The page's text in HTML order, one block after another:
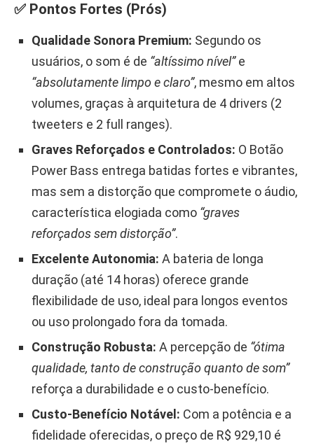
✅ Pontos Fortes (Prós)
Qualidade Sonora Premium: Segundo os
usuários, o som é de “altíssimo nível”e
“absolutamente limpo e claro”, mesmo em altos
volumes, graças à arquitetura de 4 drivers (2
tweeters e 2 full ranges).
Graves Reforçados e Controlados: O Botão
Power Bass entrega batidas fortes e vibrantes,
mas sem a distorção que compromete o áudio,
característica elogiada como “graves
reforçados sem distorção”.
Excelente Autonomia: A bateria de longa
duração (até 14 horas) oferece grande
flexibilidade de uso, ideal para longos eventos
ou uso prolongado fora da tomada.
Construção Robusta: A percepção de “ótima
qualidade, tanto de construção quanto de som”
reforça a durabilidade e o custo-benefício.
Custo-Benefício Notável: Com a potência e a
fidelidade oferecidas, o preço de R$ 929,10 é